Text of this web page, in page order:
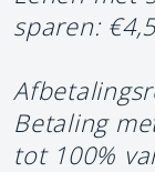
sparen:
Betaling
tot 100%